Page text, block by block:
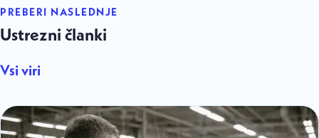
PREBERI NASLEDNJE
Ustrezni članki
Vsi viri